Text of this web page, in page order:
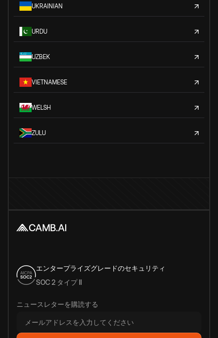
UKRAINIAN
URDU
UZBEK
VIETNAMESE
WELSH
ZULU
エンタープライズグレードのセキュリティ
SOC 2 タイプ II
ニュースレターを購読する